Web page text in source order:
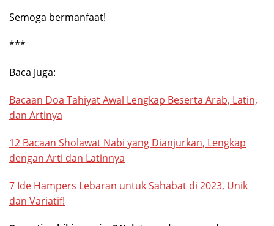
Semoga bermanfaat!
***
Baca Juga:
Bacaan Doa Tahiyat Awal Lengkap Beserta Arab, Latin,
dan Artinya
12 Bacaan Sholawat Nabi yang Dianjurkan, Lengkap
dengan Arti dan Latinnya
7 Ide Hampers Lebaran untuk Sahabat di 2023, Unik
dan Variatif!